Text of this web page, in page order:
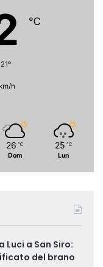
℃
h
26 ℃
Dom
25 ℃
Lun
Luci a San Siro:
del brano